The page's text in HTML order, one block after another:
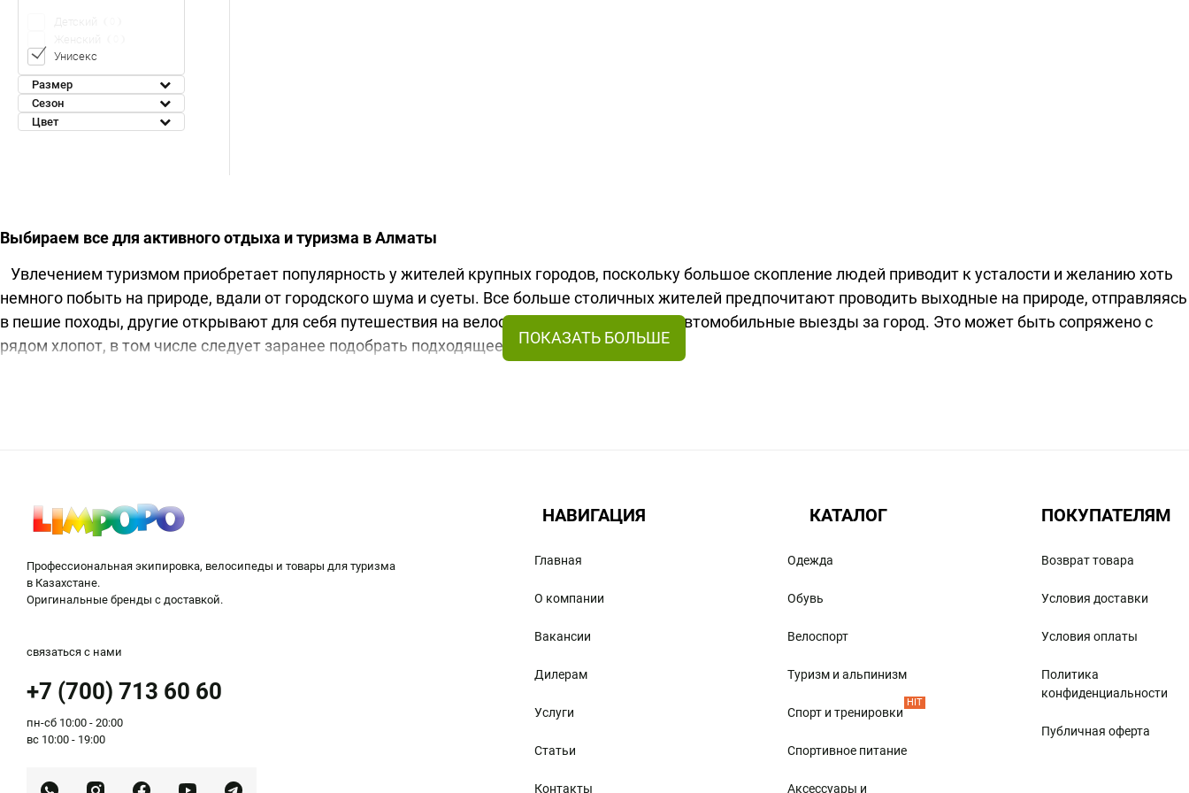
Унисекс
Размер
Сезон
Цвет
Выбираем все для активного отдыха и туризма в Алматы
Увлечением туризмом приобретает популярность у жителей крупных городов, поскольку большое скопление людей приводит к усталости и желанию хоть
немного побыть на природе, вдали от городского шума и суеты. Все больше столичных жителей предпочитают проводить выходные на природе, отправляясь
в пешие походы, другие открывают для себя путешествия на велосипеде или совершают автомобильные выезды за город. Это может быть сопряжено с
рядом хлопот, в том числе следует заранее подобрать подходящее снаряжение.
Также наш интернет-магазин предлагает все для отдыха и туризма, включая современное снаряжение, которое может понадобиться в походе:
переносные печки;
рюкзаки и велосумки.
Посетив наш интернет-магазин товаров для отдыха и туризма, вы сможете приобрести следующие полезные принадлежности:
фляги и бутыли для воды;
походную посуду;
Профессиональная экипировка, велосипеды и товары для туризма
в Казахстане.
Оригинальные бренды с доставкой.
связаться с нами
+7 (700) 713 60 60
пн-сб 10:00 - 20:00
вс 10:00 - 19:00
НАВИГАЦИЯ
Главная
О компании
Вакансии
Дилерам
Услуги
Статьи
Контакты
КАТАЛОГ
Одежда
Обувь
Велоспорт
Туризм и альпинизм
Спорт и тренировки
HIT
Спортивное питание
Аксессуары и
ПОКУПАТЕЛЯМ
Возврат товара
Условия доставки
Условия оплаты
Политика
конфиденциальности
Публичная оферта